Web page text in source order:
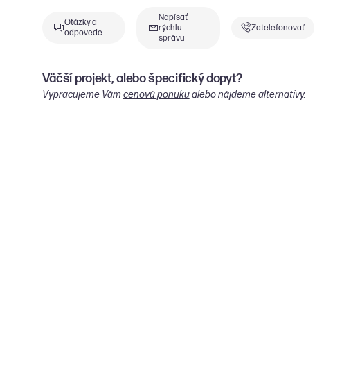
Otázky a
odpovede
Napísať
rýchlu
správu
Zatelefonovať
Väčší projekt, alebo špecifický dopyt?
Vypracujeme Vámcenovú ponukualebo nájdeme alternatívy.